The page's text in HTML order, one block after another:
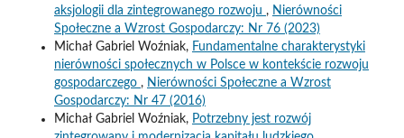
aksjologii dla zintegrowanego rozwoju , Nierówności
Społeczne a Wzrost Gospodarczy: Nr 76 (2023)
Michał Gabriel Woźniak, Fundamentalne charakterystyki
nierówności społecznych w Polsce w kontekście rozwoju
gospodarczego , Nierówności Społeczne a Wzrost
Gospodarczy: Nr 47 (2016)
Michał Gabriel Woźniak, Potrzebny jest rozwój